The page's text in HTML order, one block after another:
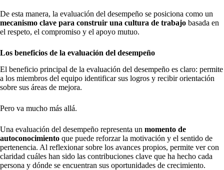
De esta manera, la evaluación del desempeño se posiciona como un
mecanismo clave para construir una cultura de trabajo basada en
el respeto, el compromiso y el apoyo mutuo.
Los beneficios de la evaluación del desempeño
El beneficio principal de la evaluación del desempeño es claro: permite
a los miembros del equipo identificar sus logros y recibir orientación
sobre sus áreas de mejora.
Pero va mucho más allá.
Una evaluación del desempeño representa un momento de
autoconocimiento que puede reforzar la motivación y el sentido de
pertenencia. Al reflexionar sobre los avances propios, permite ver con
claridad cuáles han sido las contribuciones clave que ha hecho cada
persona y dónde se encuentran sus oportunidades de crecimiento.